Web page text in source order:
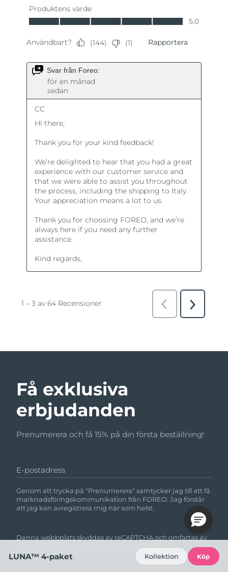
Få exklusiva
erbjudanden
Prenumerera och få 15% på din första beställning!
E-postadress
Genom att trycka på "Prenumerera" samtycker jag till att få
marknadsföringskommunikation från FOREO. Jag förstår
att jag kan avregistrera mig när som helst.
Denna webbplats skyddas av reCAPTCHA och omfattas av
användarvillkor.
LUNA™ 4-paket Kollektion Köp